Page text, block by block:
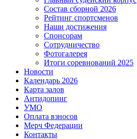
Состав сборной 2026
Рейтинг спортсменов
Наши достижения
Спонсорам
Сотрудничество
Фотогалерея
Итоги соревнований 2025
Новости
Календарь 2026
Карта залов
Антидопинг
УМО
Оплата взносов
Мерч Федерации
Контакты